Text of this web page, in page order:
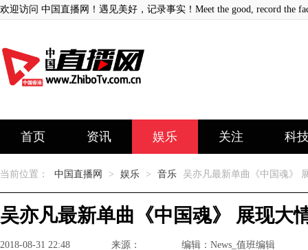
欢迎访问 中国直播网！遇见美好，记录事实！Meet the good, record the
首页 资讯 娱乐 关注 科
当前位置： 中国直播网 > 娱乐 > 音乐 吴亦凡最新单曲《中国魂》
吴亦凡最新单曲《中国魂》 展现大
2018-08-31 22:48 来源： 编辑：News_值班编辑